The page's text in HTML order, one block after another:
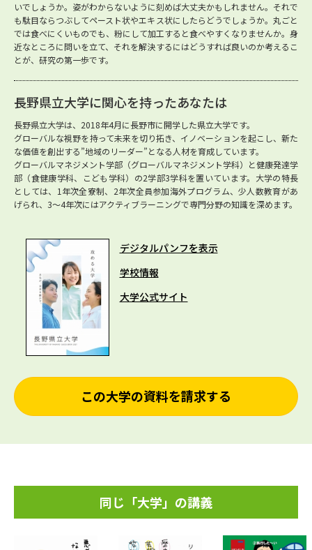
いでしょうか。姿がわからないように刻めば大丈夫かもしれません。それで
も駄目ならつぶしてペースト状やエキス状にしたらどうでしょうか。丸ごと
では食べにくいものでも、粉にして加工すると食べやすくなりませんか。身
近なところに問いを立て、それを解決するにはどうすれば良いのか考えるこ
とが、研究の第一歩です。
長野県立大学に関心を持ったあなたは
長野県立大学は、2018年4月に長野市に開学した県立大学です。
グローバルな視野を持って未来を切り拓き、イノベーションを起こし、新た
な価値を創出する”地域のリーダー”となる人材を育成しています。
グローバルマネジメント学部（グローバルマネジメント学科）と健康発達学
部（食健康学科、こども学科）の2学部3学科を置いています。大学の特長
としては、1年次全寮制、2年次全員参加海外プログラム、少人数教育があ
げられ、3～4年次にはアクティブラーニングで専門分野の知識を深めます。
デジタルパンフを表示
学校情報
大学公式サイト
この大学の資料を請求する
同じ「大学」の講義